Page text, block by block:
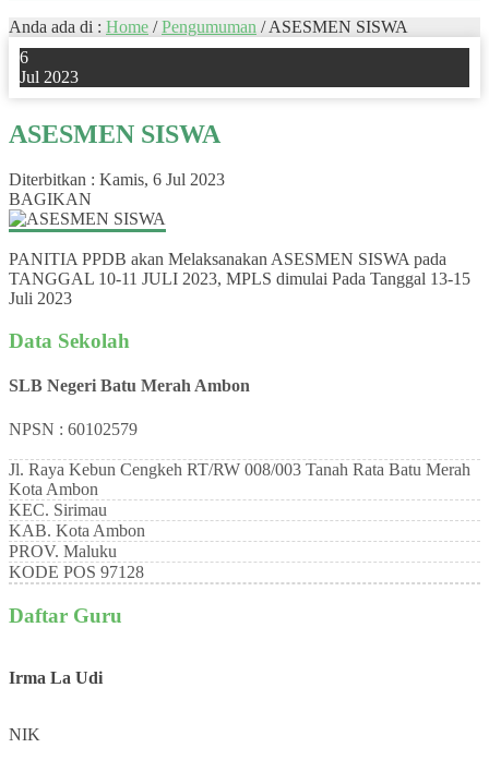
Anda ada di : Home /Pengumuman /ASESMEN SISWA
6
Jul 2023
ASESMEN SISWA
Diterbitkan : Kamis, 6 Jul 2023
BAGIKAN
PANITIA PPDB akan Melaksanakan ASESMEN SISWA pada
TANGGAL 10-11 JULI 2023, MPLS dimulai Pada Tanggal 13-15
Juli 2023
Data Sekolah
SLB Negeri Batu Merah Ambon
NPSN : 60102579
Jl. Raya Kebun Cengkeh RT/RW 008/003 Tanah Rata Batu Merah
Kota Ambon
KEC. Sirimau
KAB. Kota Ambon
PROV. Maluku
KODE POS 97128
Daftar Guru
Irma La Udi
NIK